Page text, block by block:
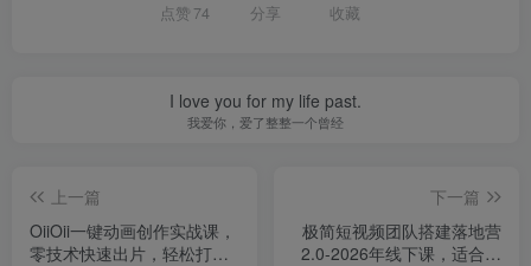
点赞 74 分享 收藏
I love you for my life past.
我爱你，爱了整整一个曾经
上一篇
OiiOii一键动画创作实战课，
零技术快速出片，轻松打造
下一篇
极简短视频团队搭建落地营
2.0-2026年线下课，适合做